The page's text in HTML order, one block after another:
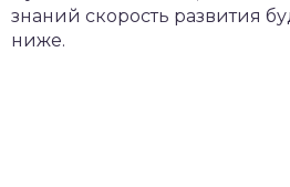
знаний скорость развития
ниже.